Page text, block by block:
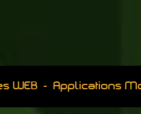
WEB - Applications